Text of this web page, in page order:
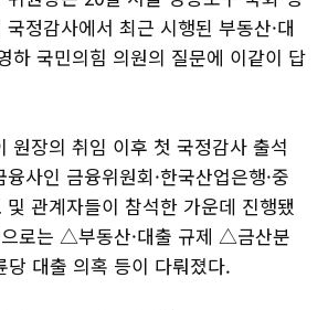
정감사에서 최근 시행된 부동산·대
하 국민의힘 의원의 질문에 이같이 답
원장의 취임 이후 첫 국정감사 출석
사인 금융위원회·한국산업은행·중
관계자들이 참석한 가운데 진행됐
로는 △부동산·대출 규제 △금산분
대출 의혹 등이 다뤄졌다.